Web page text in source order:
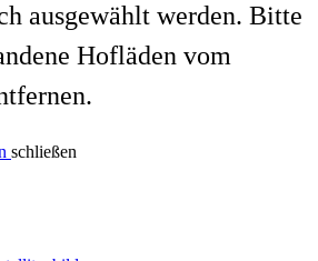
ausgewählt werden. Bitte
Hofläden vom
schließen